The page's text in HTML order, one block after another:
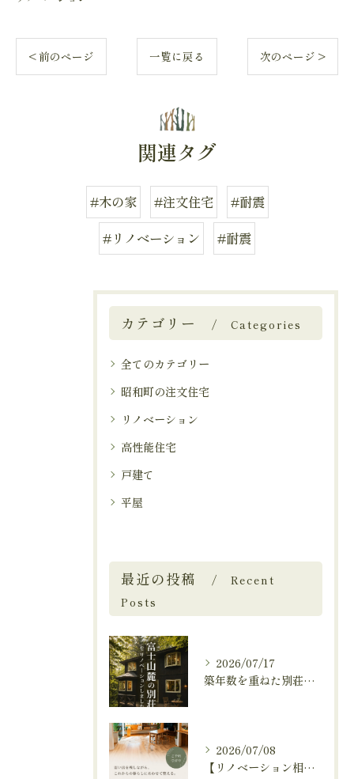
< 前のページ 一覧に戻る 次のページ >
関連タグ
#木の家 #注文住宅
#耐震
#リノベーション
#耐震
カテゴリー Categories
全てのカテゴリー
昭和町の注文住宅
リノベーション
高性能住宅
戸建て
平屋
最近の投稿
Recent
Posts
2026/07/17
築年数を重ねた別荘を、これからも快適に暮らせる住まいへ。
2026/07/08
【リノベーション相談会開催中🚩】